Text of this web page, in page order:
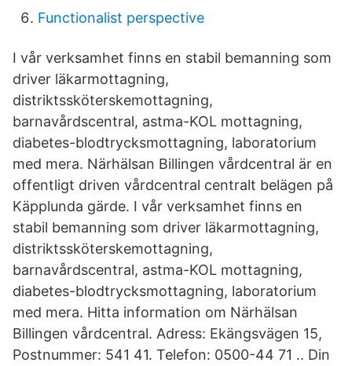
Functionalist perspective
I vår verksamhet finns en stabil bemanning som
driver läkarmottagning,
distriktssköterskemottagning,
barnavårdscentral, astma-KOL mottagning,
diabetes-blodtrycksmottagning, laboratorium
med mera. Närhälsan Billingen vårdcentral är en
offentligt driven vårdcentral centralt belägen på
Käpplunda gärde. I vår verksamhet finns en
stabil bemanning som driver läkarmottagning,
distriktssköterskemottagning,
barnavårdscentral, astma-KOL mottagning,
diabetes-blodtrycksmottagning, laboratorium
med mera. Hitta information om Närhälsan
Billingen vårdcentral. Adress: Ekängsvägen 15,
Postnummer: 541 41. Telefon: 0500-44 71 .. Din